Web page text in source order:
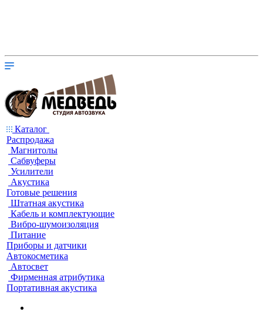
Каталог
Распродажа
Магнитолы
Сабвуферы
Усилители
Акустика
Готовые решения
Штатная акустика
Кабель и комплектующие
Вибро-шумоизоляция
Питание
Приборы и датчики
Автокосметика
Автосвет
Фирменная атрибутика
Портативная акустика